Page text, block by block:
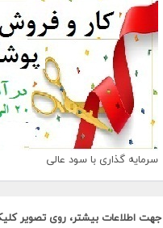
سرمایه گذاری با سود عالی
جهت اطلاعات بیشتر، روی تصویر